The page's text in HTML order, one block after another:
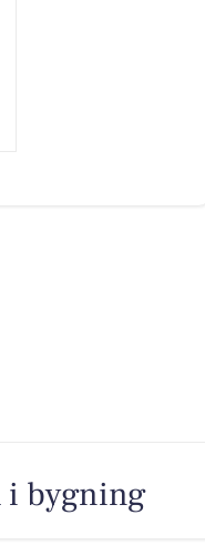
i bygning